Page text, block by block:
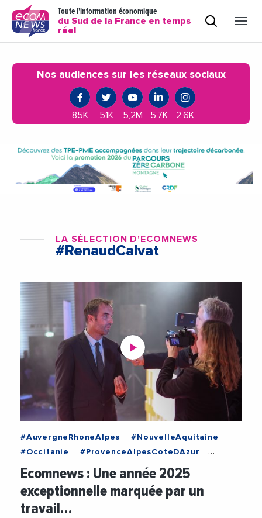
Toute l'information économique
du Sud de la France en temps
réel
Nos audiences sur les réseaux sociaux
85K 51K 5,2M 5,7K 2,6K
LA SÉLECTION D'ECOMNEWS
#RenaudCalvat
#AuvergneRhoneAlpes
#NouvelleAquitaine
#Occitanie
#ProvenceAlpesCoteDAzur
#CaroleDelga
#Ecomnews
#FabricePannekoucke
#FranckProust
#JalilBenabdillah
#JeanLouisMasson
#JeanLucMoudenc
Ecomnews : Une année 2025
exceptionnelle marquée par un
travail…